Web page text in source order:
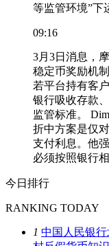
等监管环境”下
09:16
3月3日消息，
稳定币奖励机
若平台持有客
银行吸收存款
监管标准。
折中方案是仅
支付利息。他
必须按照银行
今日排行
RANKING TODAY
1 中国人民银